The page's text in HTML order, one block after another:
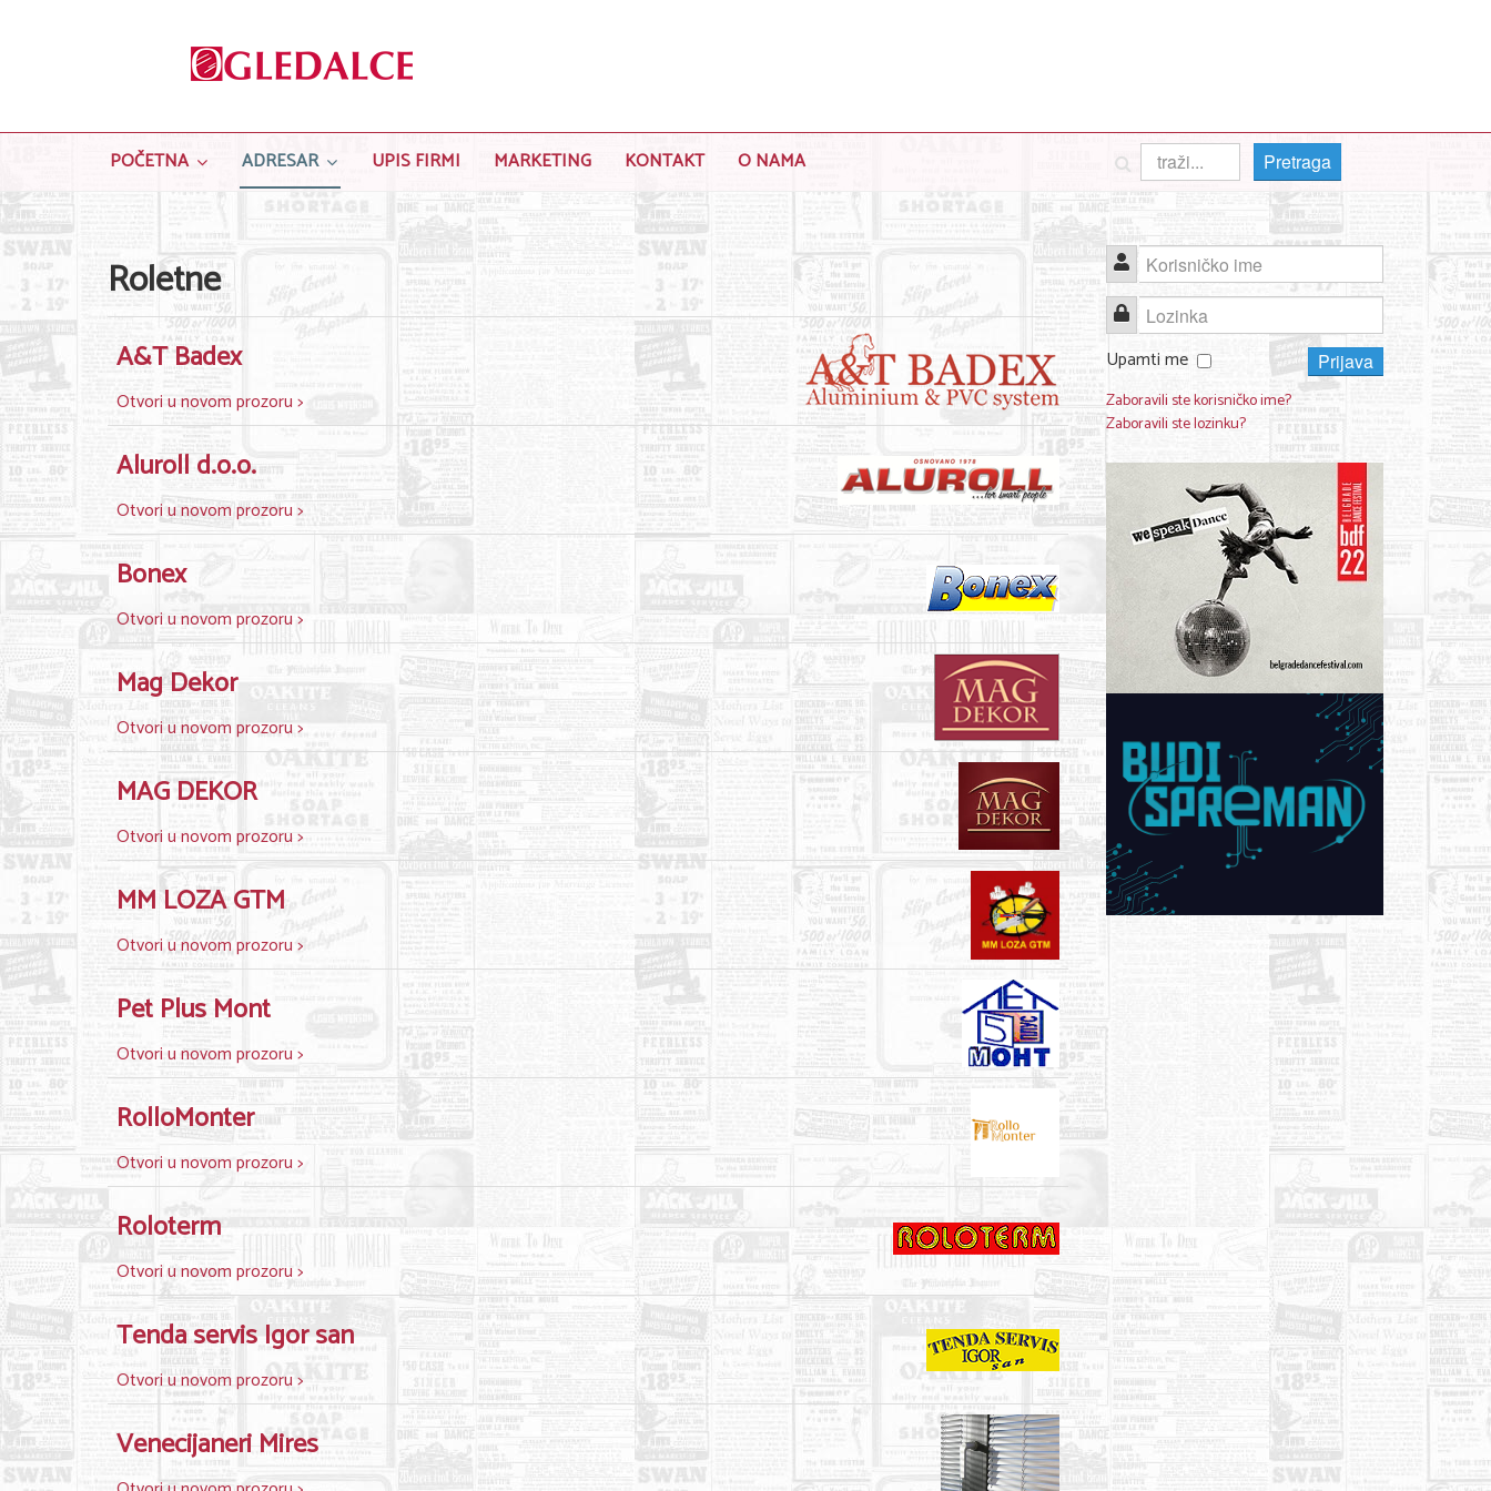
POČETNA ADRESAR UPIS FIRMI MARKETING KONTAKT O NAMA Pretraga
Roletne
A&T Badex
Otvori u novom prozoru >
Aluroll d.o.o.
Otvori u novom prozoru >
Bonex
Otvori u novom prozoru >
Mag Dekor
Otvori u novom prozoru >
MAG DEKOR
Otvori u novom prozoru >
MM LOZA GTM
Otvori u novom prozoru >
Pet Plus Mont
Otvori u novom prozoru >
RolloMonter
Otvori u novom prozoru >
Roloterm
Otvori u novom prozoru >
Tenda servis Igor san
Otvori u novom prozoru >
Venecijaneri Mires
Korisničko ime
Lozinka
Upamti me
Prijava
Zaboravili ste korisničko ime?
Zaboravili ste lozinku?